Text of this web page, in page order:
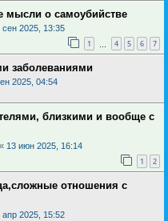
мысли о самоубийстве
сен 2025, 13:35
1 4 5 6 7
заболеваниями
2025, 04:54
близкими и вообще с
« 13 июн 2025, 16:14
1 2
отношения с
апр 2025, 15:52